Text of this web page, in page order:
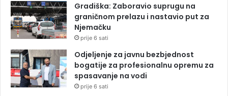
Gradiška: Zaboravio suprugu na
graničnom prelazu i nastavio put za
Njemačku
prije 6 sati
Odjeljenje za javnu bezbjednost
bogatije za profesionalnu opremu za
spasavanje na vodi
prije 6 sati